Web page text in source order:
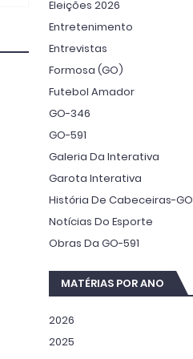
Eleições 2026
Entretenimento
Entrevistas
Formosa (GO)
Futebol Amador
GO-346
GO-591
Galeria Da Interativa
Garota Interativa
História De Cabeceiras-GO
Notícias Do Esporte
Obras Da GO-591
MATÉRIAS POR ANO
2026
2025